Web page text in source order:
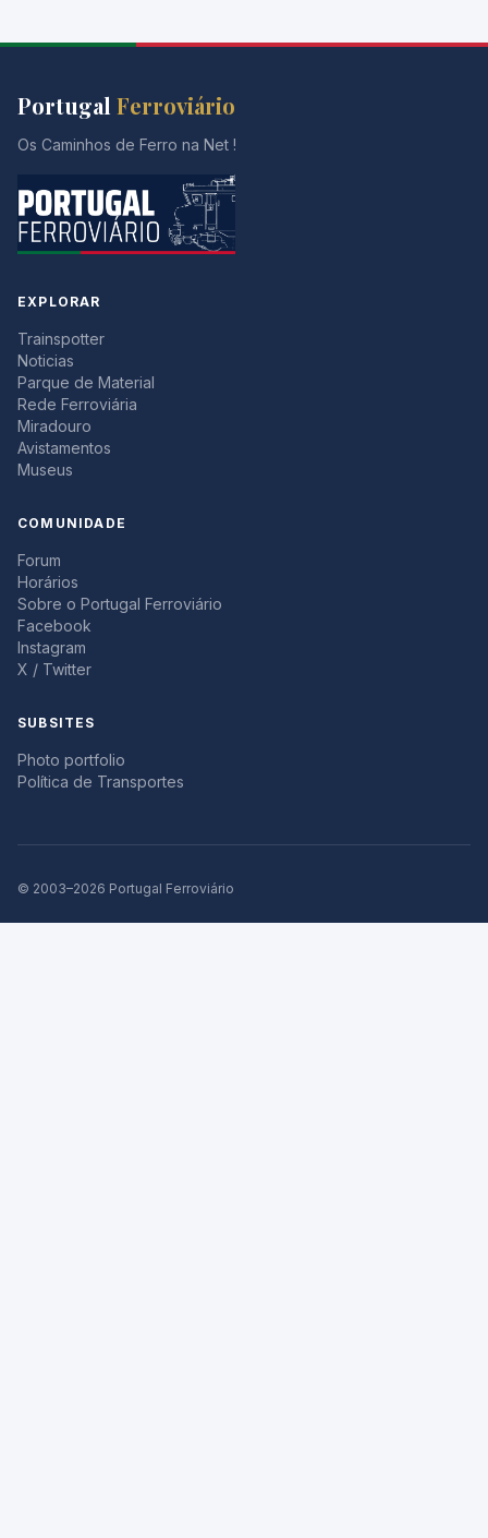
Portugal Ferroviário
Os Caminhos de Ferro na Net !
EXPLORAR
Trainspotter
Noticias
Parque de Material
Rede Ferroviária
Miradouro
Avistamentos
Museus
COMUNIDADE
Forum
Horários
Sobre o Portugal Ferroviário
Facebook
Instagram
X / Twitter
SUBSITES
Photo portfolio
Política de Transportes
© 2003–2026 Portugal Ferroviário